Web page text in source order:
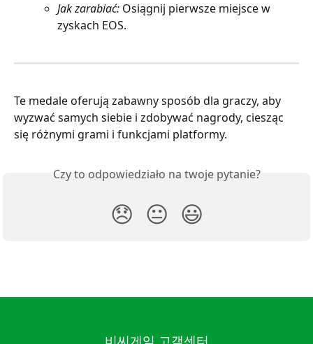
Jak zarabiać: Osiągnij pierwsze miejsce w
zyskach EOS.
Te medale oferują zabawny sposób dla graczy, aby
wyzwać samych siebie i zdobywać nagrody, ciesząc
się różnymi grami i funkcjami platformy.
Czy to odpowiedziało na twoje pytanie?
😞 😐 😃